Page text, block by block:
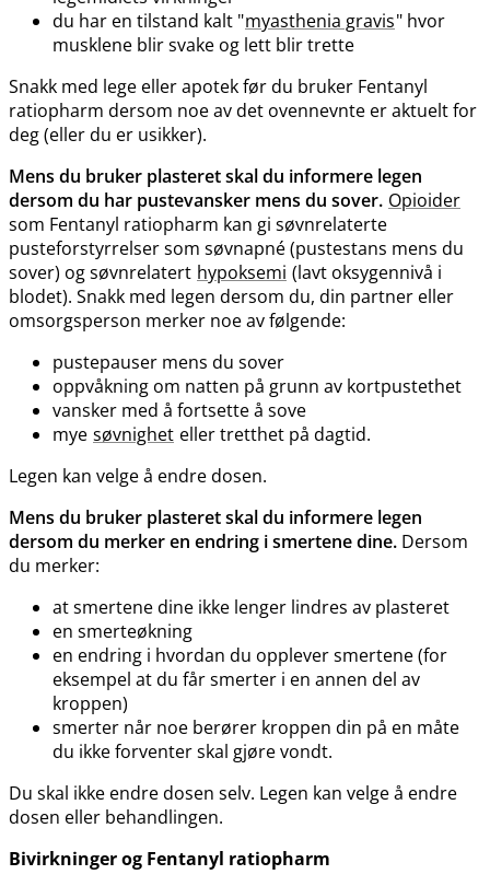
du har en tilstand kalt "myasthenia gravis" hvor
musklene blir svake og lett blir trette
Snakk med lege eller apotek før du bruker Fentanyl
ratiopharm dersom noe av det ovennevnte er aktuelt for
deg (eller du er usikker).
Mens du bruker plasteret skal du informere legen
dersom du har pustevansker mens du sover. Opioider
som Fentanyl ratiopharm kan gi søvnrelaterte
pusteforstyrrelser som søvnapné (pustestans mens du
sover) og søvnrelatert hypoksemi (lavt oksygennivå i
blodet). Snakk med legen dersom du, din partner eller
omsorgsperson merker noe av følgende:
pustepauser mens du sover
oppvåkning om natten på grunn av kortpustethet
vansker med å fortsette å sove
mye søvnighet eller tretthet på dagtid.
Legen kan velge å endre dosen.
Mens du bruker plasteret skal du informere legen
dersom du merker en endring i smertene dine. Dersom
du merker:
at smertene dine ikke lenger lindres av plasteret
en smerteøkning
en endring i hvordan du opplever smertene (for
eksempel at du får smerter i en annen del av
kroppen)
smerter når noe berører kroppen din på en måte
du ikke forventer skal gjøre vondt.
Du skal ikke endre dosen selv. Legen kan velge å endre
dosen eller behandlingen.
Bivirkninger og Fentanyl ratiopharm